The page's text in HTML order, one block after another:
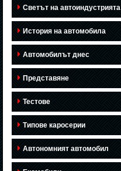
Светът на автоиндустрията
История на автомобила
Автомобилът днес
Представяне
Тестове
Типове каросерии
Автономният автомобил